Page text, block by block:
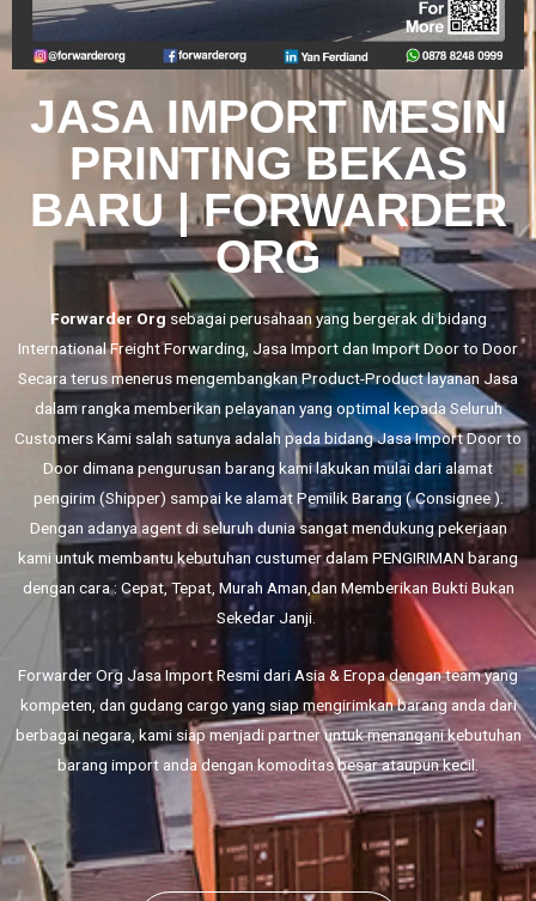
JASA IMPORT MESIN
PRINTING BEKAS
BARU | FORWARDER
ORG
Forwarder Org sebagai perusahaan yang bergerak di bidang
International Freight Forwarding, Jasa Importdan Import Door to Door
Secara terus menerus mengembangkan Product-Product layanan Jasa
dalam rangka memberikan pelayanan yang optimal kepada Seluruh
Customers Kami salah satunya adalah pada bidang Jasa Import Door to
Door dimana pengurusan barang kami lakukan mulai dari alamat
pengirim (Shipper) sampai ke alamat Pemilik Barang ( Consignee ).
Dengan adanya agent di seluruh dunia sangat mendukung pekerjaan
kami untuk membantu kebutuhan custumer dalam PENGIRIMAN barang
dengan cara : Cepat, Tepat, Murah Aman,dan Memberikan Bukti Bukan
Sekedar Janji.
Forwarder Org Jasa Import Resmi dari Asia & Eropa dengan team yang
kompeten, dan gudang cargo yang siap mengirimkan barang anda dari
berbagai negara, kami siap menjadi partner untuk menangani kebutuhan
barang import anda dengan komoditas besar ataupun kecil.